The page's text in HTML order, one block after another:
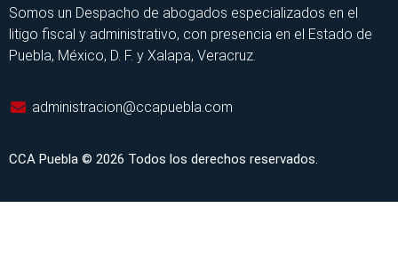
Somos un Despacho de abogados especializados en el
litigo fiscal y administrativo, con presencia en el Estado de
Puebla, México, D. F. y Xalapa, Veracruz.
administracion@ccapuebla.com
CCA Puebla © 2026 Todos los derechos reservados.